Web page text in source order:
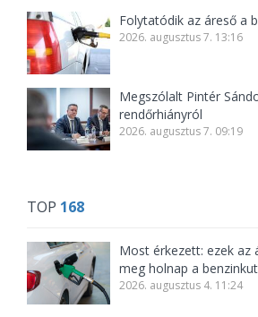
Folytatódik az áreső a
2026. augusztus 7. 13:16
Megszólalt Pintér
rendőrhiányról
2026. augusztus 7. 09:19
TOP 168
Most érkezett: ezek az
meg holnap a
2026. augusztus 4. 11:24